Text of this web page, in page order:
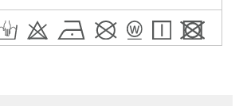
近くの店舗でスタッフが採寸）